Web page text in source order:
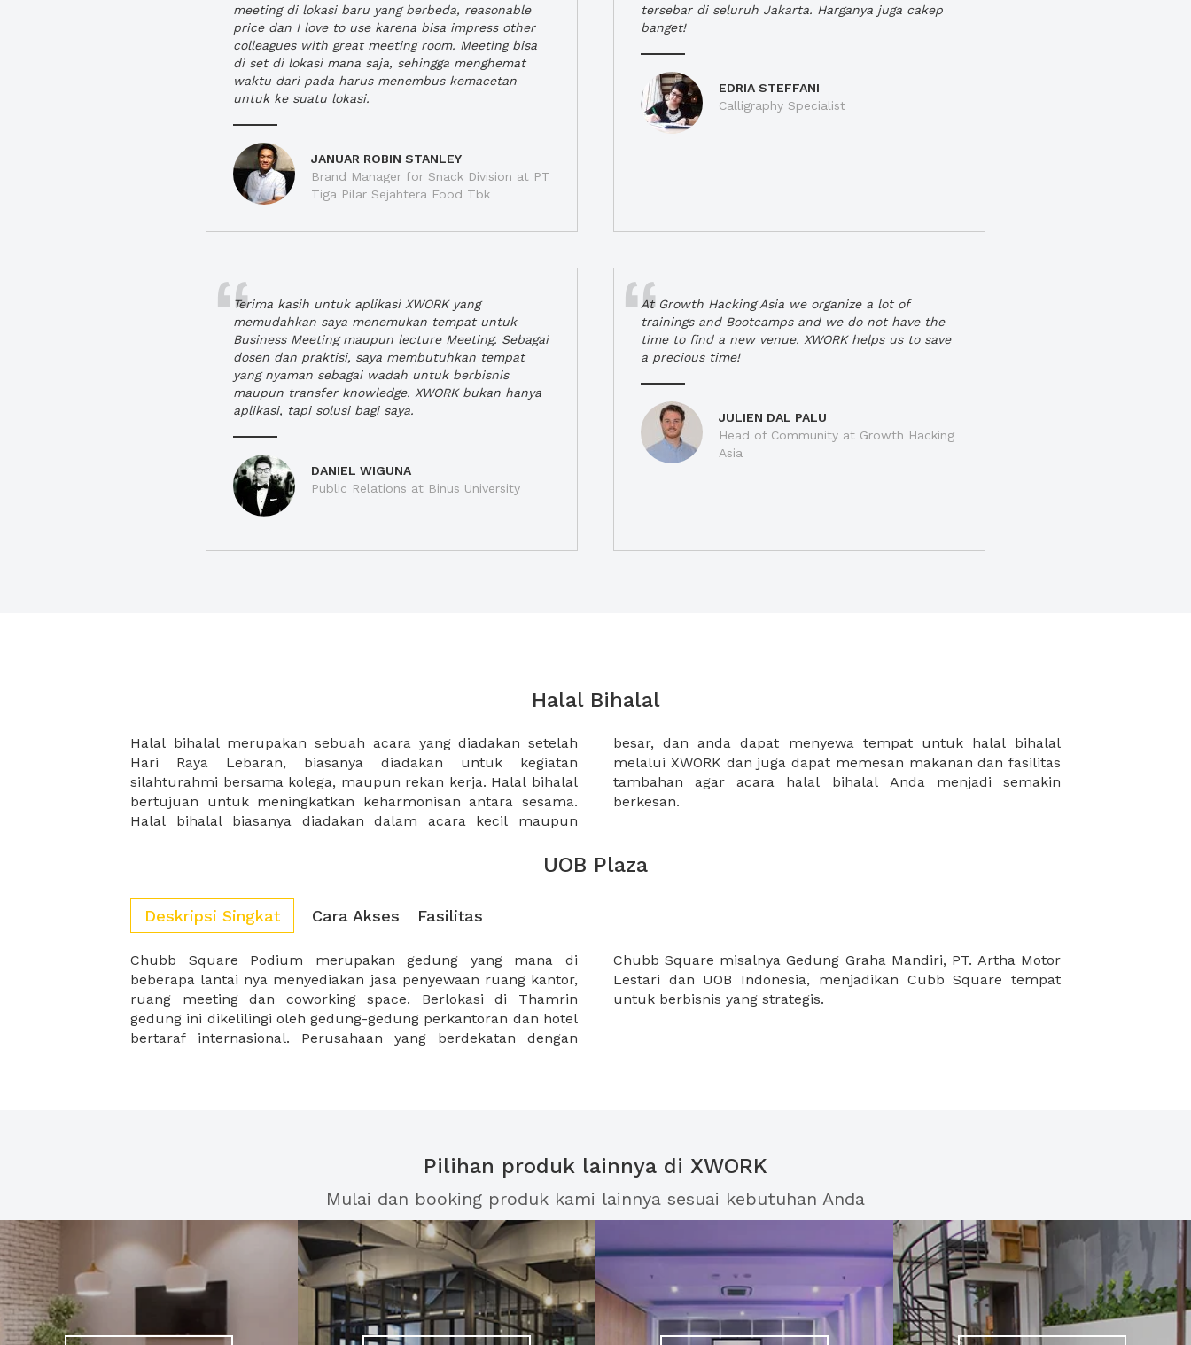
meeting di lokasi baru yang berbeda, reasonable
price dan I love to use karena bisa impress other
colleagues with great meeting room. Meeting bisa
di set di lokasi mana saja, sehingga menghemat
waktu dari pada harus menembus kemacetan
untuk ke suatu lokasi.
JANUAR ROBIN STANLEY
Brand Manager for Snack Division at PT
Tiga Pilar Sejahtera Food Tbk
tersebar di seluruh Jakarta. Harganya juga cakep
banget!
EDRIA STEFFANI
Calligraphy Specialist
Terima kasih untuk aplikasi XWORK yang
memudahkan saya menemukan tempat untuk
Business Meeting maupun lecture Meeting. Sebagai
dosen dan praktisi, saya membutuhkan tempat
yang nyaman sebagai wadah untuk berbisnis
maupun transfer knowledge. XWORK bukan hanya
aplikasi, tapi solusi bagi saya.
DANIEL WIGUNA
Public Relations at Binus University
At Growth Hacking Asia we organize a lot of
trainings and Bootcamps and we do not have the
time to find a new venue. XWORK helps us to save
a precious time!
JULIEN DAL PALU
Head of Community at Growth Hacking
Asia
Halal Bihalal
Halal bihalal merupakan sebuah acara yang diadakan setelah
Hari Raya Lebaran, biasanya diadakan untuk kegiatan
silahturahmi bersama kolega, maupun rekan kerja. Halal bihalal
bertujuan untuk meningkatkan keharmonisan antara sesama.
Halal bihalal biasanya diadakan dalam acara kecil maupun
besar, dan anda dapat menyewa tempat untuk halal bihalal
melalui XWORK dan juga dapat memesan makanan dan fasilitas
tambahan agar acara halal bihalal Anda menjadi semakin
berkesan.
UOB Plaza
Deskripsi Singkat Cara Akses Fasilitas
Chubb Square Podium merupakan gedung yang mana di
beberapa lantai nya menyediakan jasa penyewaan ruang kantor,
ruang meeting dan coworking space. Berlokasi di Thamrin
gedung ini dikelilingi oleh gedung-gedung perkantoran dan hotel
bertaraf internasional. Perusahaan yang berdekatan dengan
Chubb Square misalnya Gedung Graha Mandiri, PT. Artha Motor
Lestari dan UOB Indonesia, menjadikan Cubb Square tempat
untuk berbisnis yang strategis.
Pilihan produk lainnya di XWORK
Mulai dan booking produk kami lainnya sesuai kebutuhan Anda